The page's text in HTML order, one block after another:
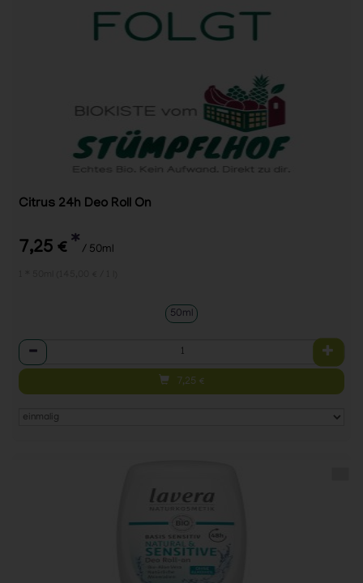
Citrus 24h Deo Roll On
7,25 € * / 50ml
50ml
Anzahl
7,25 €